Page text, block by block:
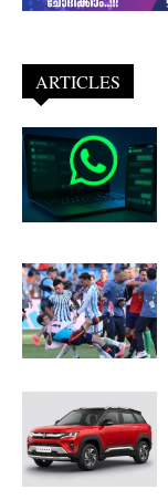
ARTICLES